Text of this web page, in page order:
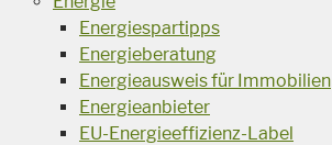
Energiespartipps
Energieberatung
Energieausweis für Immobilien
Energieanbieter
EU-Energieeffizienz-Label